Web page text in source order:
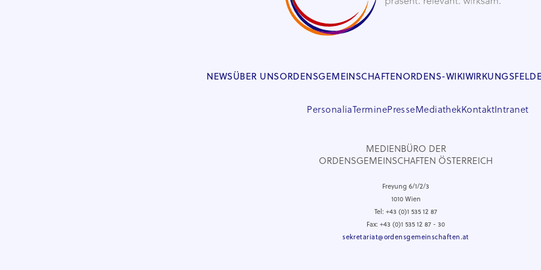
NEWSÜBER UNSORDENSGEMEINSCHAFTENORDENS-WIKI
Personalia TerminePresseMediathekKontaktIntranet
MEDIENBÜRO DER
ORDENSGEMEINSCHAFTEN ÖSTERREICH
Freyung 6/1/2/3
1010 Wien
Tel: +43 (0)1 535 12 87
Fax: +43 (0)1 535 12 87 - 30
sekretariat@ordensgemeinschaften.at